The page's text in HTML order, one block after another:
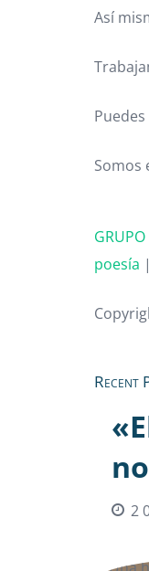
Así
Somos
GRUPO
poesía |
Recent
2